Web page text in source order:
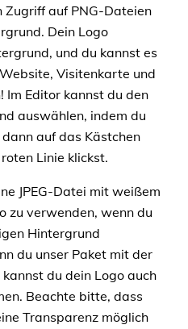
Zugriff auf PNG-Dateien
Dein Logo
und du kannst es
Visitenkarte und
Im Editor kannst du den
auswählen, indem du
auf das Kästchen
Linie klickst.
JPEG-Datei mit weißem
zu verwenden, wenn du
Hintergrund
du unser Paket mit der
du dein Logo auch
Beachte bitte, dass
Transparenz möglich